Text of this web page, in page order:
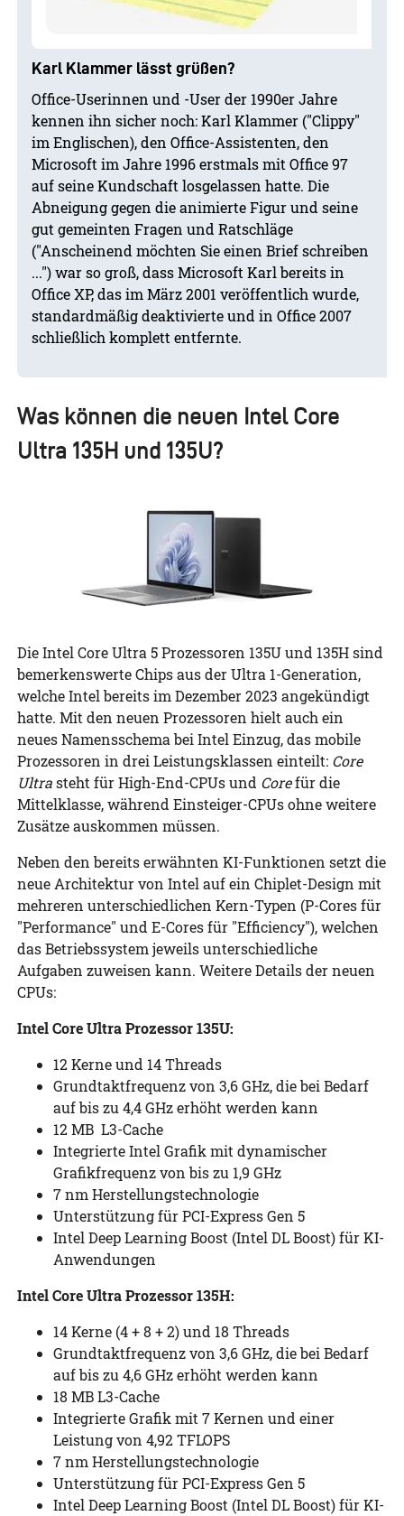
Karl Klammer lässt grüßen?
Office-Userinnen und -User der 1990er Jahre
kennen ihn sicher noch: Karl Klammer ("Clippy"
im Englischen), den Office-Assistenten, den
Microsoft im Jahre 1996 erstmals mit Office 97
auf seine Kundschaft losgelassen hatte. Die
Abneigung gegen die animierte Figur und seine
gut gemeinten Fragen und Ratschläge
("Anscheinend möchten Sie einen Brief schreiben
...") war so groß, dass Microsoft Karl bereits in
Office XP, das im März 2001 veröffentlich wurde,
standardmäßig deaktivierte und in Office 2007
schließlich komplett entfernte.
Was können die neuen Intel Core
Ultra 135H und 135U?
Die Intel Core Ultra 5 Prozessoren 135U und 135H sind
bemerkenswerte Chips aus der Ultra 1-Generation,
welche Intel bereits im Dezember 2023 angekündigt
hatte. Mit den neuen Prozessoren hielt auch ein
neues Namensschema bei Intel Einzug, das mobile
Prozessoren in drei Leistungsklassen einteilt: Core
Ultrasteht für High-End-CPUs und Corefür die
Mittelklasse, während Einsteiger-CPUs ohne weitere
Zusätze auskommen müssen.
Neben den bereits erwähnten KI-Funktionen setzt die
neue Architektur von Intel auf ein Chiplet-Design mit
mehreren unterschiedlichen Kern-Typen (P-Cores für
"Performance" und E-Cores für "Efficiency"), welchen
das Betriebssystem jeweils unterschiedliche
Aufgaben zuweisen kann. Weitere Details der neuen
CPUs:
Intel Core Ultra Prozessor 135U:
12 Kerne und 14 Threads
Grundtaktfrequenz von 3,6 GHz, die bei Bedarf
auf bis zu 4,4 GHz erhöht werden kann
12 MB L3-Cache
Integrierte Intel Grafik mit dynamischer
Grafikfrequenz von bis zu 1,9 GHz
7 nm Herstellungstechnologie
Unterstützung für PCI-Express Gen 5
Intel Deep Learning Boost (Intel DL Boost) für KI-
Anwendungen
Intel Core Ultra Prozessor 135H:
14 Kerne (4 + 8 + 2) und 18 Threads
Grundtaktfrequenz von 3,6 GHz, die bei Bedarf
auf bis zu 4,6 GHz erhöht werden kann
18 MB L3-Cache
Integrierte Grafik mit 7 Kernen und einer
Leistung von 4,92 TFLOPS
7 nm Herstellungstechnologie
Unterstützung für PCI-Express Gen 5
Intel Deep Learning Boost (Intel DL Boost) für KI-